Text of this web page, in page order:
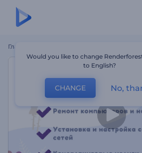
Главная Реклама Услуг По
Would you like to change
to English?
CHANGE No,